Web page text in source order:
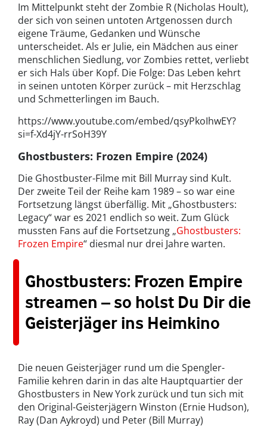
Im Mittelpunkt steht der Zombie R (Nicholas Hoult),
der sich von seinen untoten Artgenossen durch
eigene Träume, Gedanken und Wünsche
unterscheidet. Als er Julie, ein Mädchen aus einer
menschlichen Siedlung, vor Zombies rettet, verliebt
er sich Hals über Kopf. Die Folge: Das Leben kehrt
in seinen untoten Körper zurück – mit Herzschlag
und Schmetterlingen im Bauch.
https://www.youtube.com/embed/qsyPkoIhwEY?
si=f-Xd4jY-rrSoH39Y
Ghostbusters: Frozen Empire (2024)
Die Ghostbuster-Filme mit Bill Murray sind Kult.
Der zweite Teil der Reihe kam 1989 – so war eine
Fortsetzung längst überfällig. Mit „Ghostbusters:
Legacy“ war es 2021 endlich so weit. Zum Glück
mussten Fans auf die Fortsetzung „Ghostbusters:
Frozen Empire“ diesmal nur drei Jahre warten.
Ghostbusters: Frozen Empire
streamen – so holst Du Dir die
Geisterjäger ins Heimkino
Die neuen Geisterjäger rund um die Spengler-
Familie kehren darin in das alte Hauptquartier der
Ghostbusters in New York zurück und tun sich mit
den Original-Geisterjägern Winston (Ernie Hudson),
Ray (Dan Aykroyd) und Peter (Bill Murray)